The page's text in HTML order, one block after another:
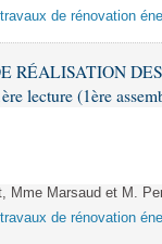
de rénovation
RÉALISATION
lecture (1ère
Mme Marsaud et M.
de rénovation